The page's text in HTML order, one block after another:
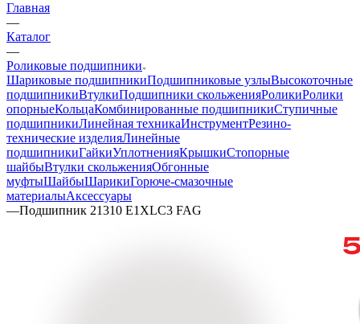
Главная
—
Каталог
—
Роликовые подшипники
Шариковые подшипникиПодшипниковые узлыВысокоточные
подшипникиВтулкиПодшипники скольженияРоликиРолики
опорныеКольцаКомбинированные подшипникиСтупичные
подшипникиЛинейная техникаИнструментРезино-
технические изделияЛинейные
подшипникиГайкиУплотненияКрышкиСтопорные
шайбыВтулки скольженияОбгонные
муфтыШайбыШарикиГорюче-смазочные
материалыАксессуары
—Подшипник 21310 E1XLC3 FAG